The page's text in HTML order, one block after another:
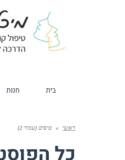
בית חנות
ראשי » טיפים (עמוד 2)